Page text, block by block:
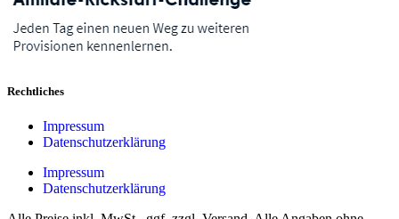
Rechtliches
Impressum
Datenschutzerklärung
Impressum
Datenschutzerklärung